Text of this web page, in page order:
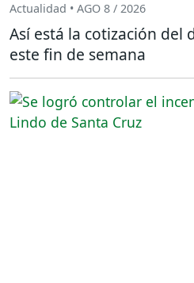
Actualidad • AGO 8 / 2026
Así está la cotización del
este fin de semana